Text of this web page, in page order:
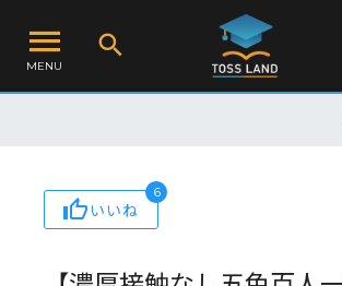
MENU
いいね
6